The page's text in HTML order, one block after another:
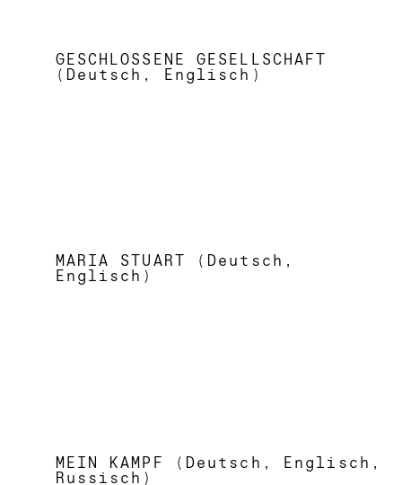
GESCHLOSSENE GESELLSCHAFT
(Deutsch, Englisch)
MARIA STUART (Deutsch,
Englisch)
MEIN KAMPF (Deutsch, Englisch,
Russisch)